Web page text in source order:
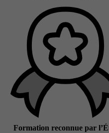
Formation reconnue par